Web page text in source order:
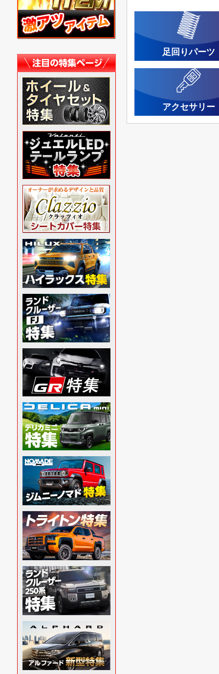
足回りパーツ
アクセサリー